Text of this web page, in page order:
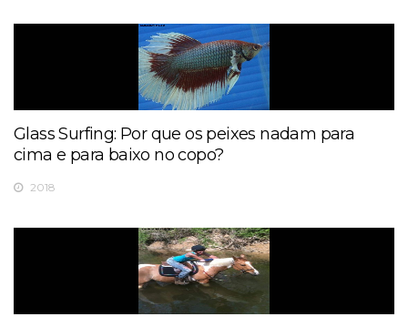
Glass Surfing: Por que os peixes nadam para
cima e para baixo no copo?
2018